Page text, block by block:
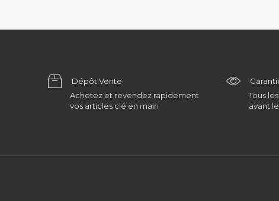
Dépôt Vente
Achetez et revendez rapidement
vos articles clé en main
Tous
avant